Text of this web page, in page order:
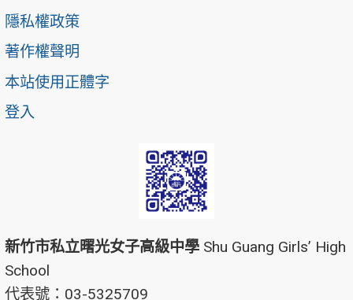
隱私權政策
著作權聲明
本站使用正體字
登入
新竹市私立曙光女子高級中學 Shu Guang Girls’ High
School
代表號：03-5325709